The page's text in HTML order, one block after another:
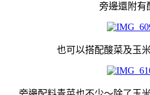
旁邊還附有
也可以搭配酸菜及玉